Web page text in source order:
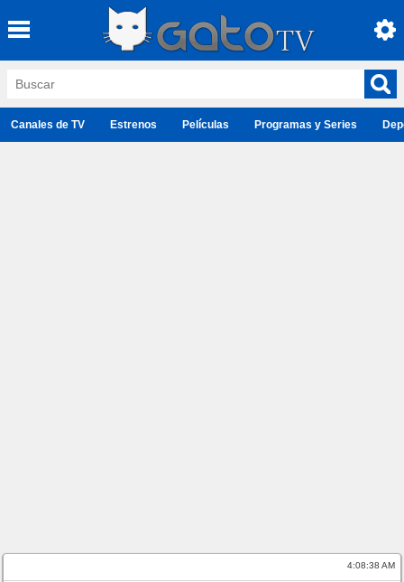
Canales de TV Estrenos Películas Programas y Series
4:08:38 AM